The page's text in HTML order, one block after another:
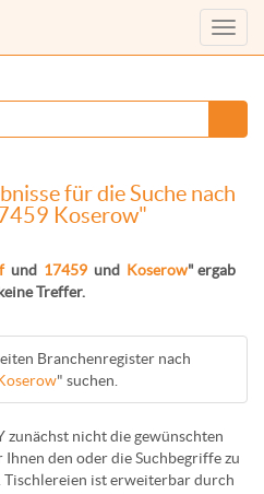
Menü
für die Suche nach
Koserow"
und 17459 und Koserow" ergab
Treffer.
Branchenregister nach
" suchen.
zunächst nicht die gewünschten
den oder die Suchbegriffe zu
Tischlereien ist erweiterbar durch